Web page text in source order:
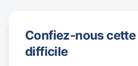
Confiez-nous
difficile